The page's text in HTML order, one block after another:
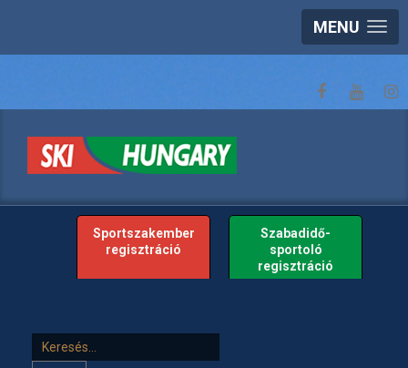
MENU
Sportszakember
regisztráció
Szabadidő-
sportoló
regisztráció
Keresés...